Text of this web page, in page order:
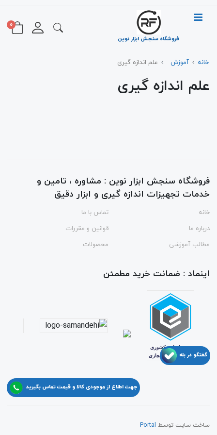
فروشگاه سنجش ابزار نوین
0
خانه آموزش علم اندازه گیری
علم اندازه گیری
فروشگاه سنجش ابزار نوین : مشاوره ، تامین و
خدمات تجهیزات اندازه گیری و ابزار دقیق
خانه
تماس با ما
درباره ما
قوانین و مقررات
مطالب آموزشی
محصولات
اینماد : ضمانت خرید مطمئن
ساخت سایت توسط Portal
گفتگو در بله
جهت اطلاع از موجودی کالا و قیمت تماس بگیرید